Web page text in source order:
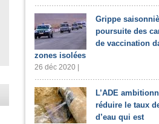
Grippe
poursuite des
de vaccination
zones isolées
26 déc 2020 |
L’ADE
réduire le taux
d’eau qui est